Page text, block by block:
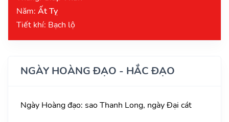
Năm: Ất Tỵ
Tiết khí: Bạch lộ
NGÀY HOÀNG ĐẠO - HẮC ĐẠO
Ngày Hoàng đạo: sao Thanh Long, ngày Đại cát